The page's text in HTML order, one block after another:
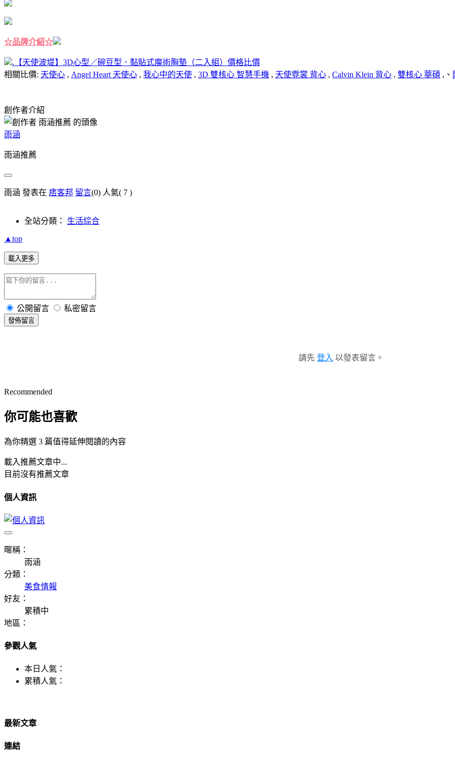
☆品牌介紹☆
. 【天使波堤】3D心型／碗豆型．黏貼式魔術胸墊（二入組）價格比價
相關比價: 天使心 , Angel Heart 天使心 , 我心中的天使 , 3D 雙核心 智慧手機 , 天使霓裳 背心 , Calvin Klein 背心 , 雙核心 華碩 ,、
創作者介紹
雨涵
雨涵推薦
雨涵 發表在 痞客邦 留言(0) 人氣( 7 )
全站分類： 生活綜合
▲top
載入更多
公開留言 私密留言
發佈留言
請先 登入 以發表留言。
Recommended
你可能也喜歡
為你精選 3 篇值得延伸閱讀的內容
載入推薦文章中...
目前沒有推薦文章
個人資訊
暱稱：
雨涵
分類：
美食情報
好友：
累積中
地區：
參觀人氣
本日人氣：
累積人氣：
最新文章
連結